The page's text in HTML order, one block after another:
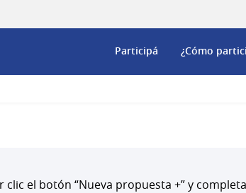
Participá ¿Cómo
el botón “Nueva propuesta +” y